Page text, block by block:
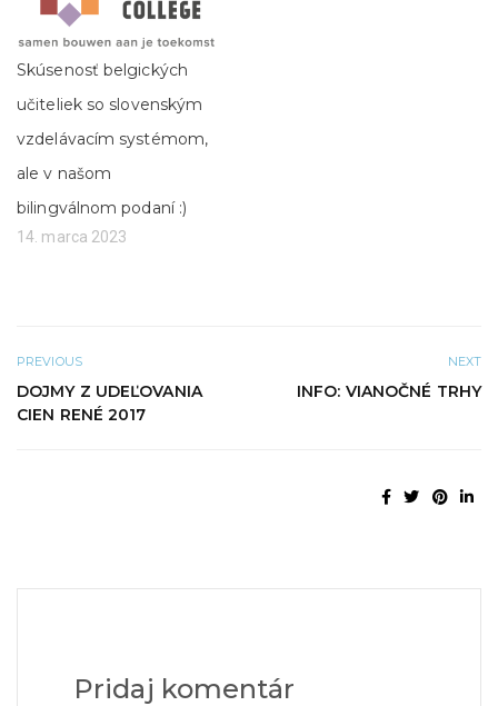
a
n
v
o
o
n
e
n
v
m
k
n
)
Skúsenosť belgických
učiteliek so slovenským
vzdelávacím systémom,
ale v našom
bilingválnom podaní :)
14. marca 2023
PREVIOUS
DOJMY Z UDEĽOVANIA
CIEN RENÉ 2017
NEXT
INFO: VIANOČNÉ TRHY
Pridaj komentár